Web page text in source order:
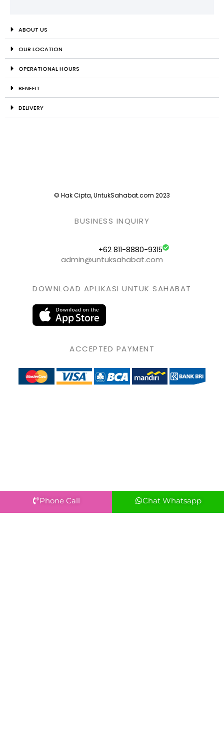
ABOUT US
OUR LOCATION
OPERATIONAL HOURS
BENEFIT
DELIVERY
© Hak Cipta, UntukSahabat.com 2023
BUSINESS INQUIRY
+62 811-8880-9315
admin@untuksahabat.com
DOWNLOAD APLIKASI UNTUK SAHABAT
ACCEPTED PAYMENT
Phone Call Chat Whatsapp